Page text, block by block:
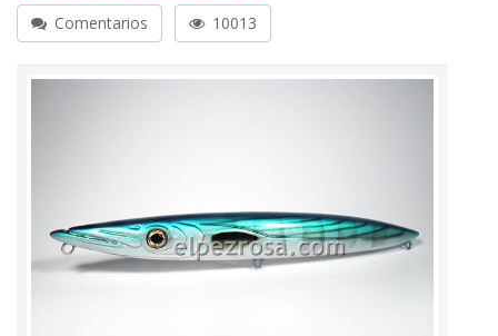
Comentarios 10013